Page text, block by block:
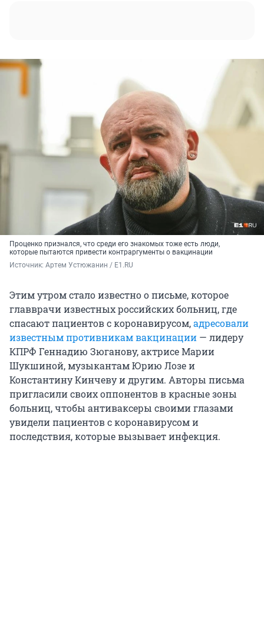
Проценко признался, что среди его знакомых тоже есть люди,
которые пытаются привести контраргументы о вакцинации
Источник: Артем Устюжанин / E1.RU
Этим утром стало известно о письме, которое
главврачи известных российских больниц, где
спасают пациентов с коронавирусом,адресовали
известным противникам вакцинации — лидеру
КПРФ Геннадию Зюганову, актрисе Марии
Шукшиной, музыкантам Юрию Лозе и
Константину Кинчеву и другим. Авторы письма
пригласили своих оппонентов в красные зоны
больниц, чтобы антиваксеры своими глазами
увидели пациентов с коронавирусом и
последствия, которые вызывает инфекция.